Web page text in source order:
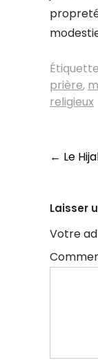
prière,
religieux
← Le
Laisser
Votre